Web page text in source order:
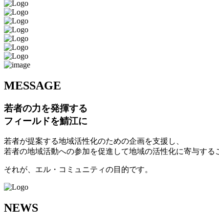
MESSAGE
若者の力を発揮する
フィールドを鯖江に
若者が提案する地域活性化のための企画を支援し、
若者の地域活動への参加を促進して地域の活性化に寄与する
それが、エル・コミュニティの目的です。
NEWS